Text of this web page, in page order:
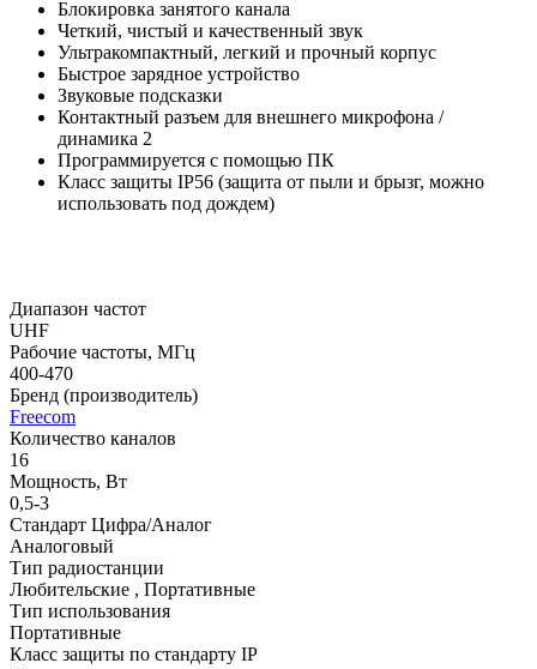
Блокировка занятого канала
Четкий, чистый и качественный звук
Ультракомпактный, легкий и прочный корпус
Быстрое зарядное устройство
Звуковые подсказки
Контактный разъем для внешнего микрофона /
динамика 2
Программируется с помощью ПК
Класс защиты IP56 (защита от пыли и брызг, можно
использовать под дождем)
Диапазон частот
UHF
Рабочие частоты, МГц
400-470
Бренд (производитель)
Freecom
Количество каналов
16
Мощность, Вт
0,5-3
Стандарт Цифра/Аналог
Аналоговый
Тип радиостанции
Любительские , Портативные
Тип использования
Портативные
Класс защиты по стандарту IP